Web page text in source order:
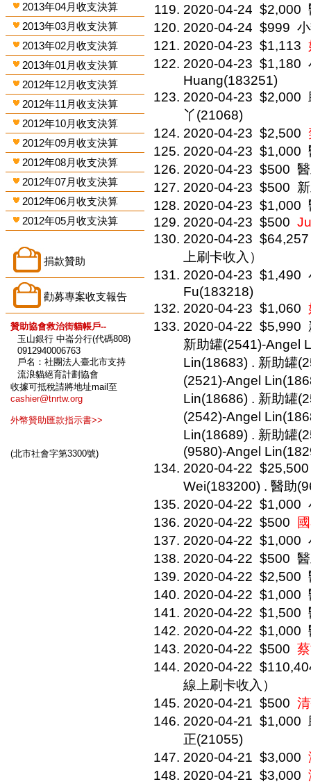
2013年04月收支決算
2013年03月收支決算
2013年02月收支決算
2013年01月收支決算
2012年12月收支決算
2012年11月收支決算
2012年10月收支決算
2012年09月收支決算
2012年08月收支決算
2012年07月收支決算
2012年06月收支決算
2012年05月收支決算
捐款贊助
勸募專案收支報告
贊助協會救治街貓帳戶--
玉山銀行 中崙分行(代碼808)
0912940006763
戶名：社團法人臺北市支持
流浪貓絕育計劃協會
收據可抵稅請將地址mail至
cashier@tnrtw.org
外幣贊助匯款指示書>>
(北市社會字第3300號)
2020-04-24 $2,000
2020-04-24 $999
2020-04-23 $1,113
2020-04-23 $1,180
Huang(183251)
2020-04-23 $2,000
丫(21068)
2020-04-23 $2,500
2020-04-23 $1,000
2020-04-23 $500
2020-04-23 $500
2020-04-23 $1,000
2020-04-23 $500
2020-04-23 $64,257
上刷卡收入）
2020-04-23 $1,490
Fu(183218)
2020-04-23 $1,060
2020-04-22 $5,990
新助罐(2541)-Angel
Lin(18683) . 新助罐
(2521)-Angel
Lin(18686) . 新助罐
(2542)-Angel
Lin(18689) . 新助罐
(9580)-Angel
2020-04-22 $25,500
Wei(183200) . 醫助
2020-04-22 $1,000
2020-04-22 $500
2020-04-22 $1,000
2020-04-22 $500
2020-04-22 $2,500
2020-04-22 $1,000
2020-04-22 $1,500
2020-04-22 $1,000
2020-04-22 $500
2020-04-22
線上刷卡收入）
2020-04-21 $500
2020-04-21 $1,000
正(21055)
2020-04-21 $3,000
2020-04-21 $3,000